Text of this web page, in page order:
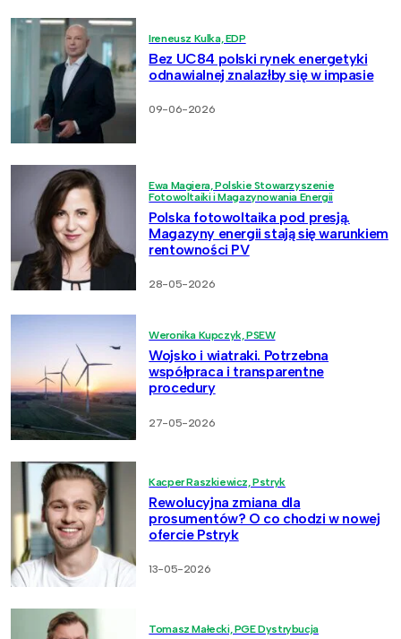
Ireneusz Kulka, EDP
Bez UC84 polski rynek energetyki
odnawialnej znalazłby się w impasie
09-06-2026
Ewa Magiera, Polskie Stowarzyszenie
Fotowoltaiki i Magazynowania Energii
Polska fotowoltaika pod presją.
Magazyny energii stają się warunkiem
rentowności PV
28-05-2026
Weronika Kupczyk, PSEW
Wojsko i wiatraki. Potrzebna
współpraca i transparentne
procedury
27-05-2026
Kacper Raszkiewicz, Pstryk
Rewolucyjna zmiana dla
prosumentów? O co chodzi w nowej
ofercie Pstryk
13-05-2026
Tomasz Małecki, PGE Dystrybucja